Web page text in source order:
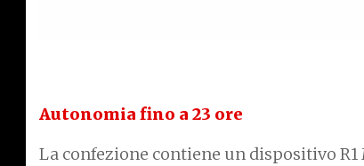
Autonomia fino a 23 ore
La confezione contiene un dispositivo